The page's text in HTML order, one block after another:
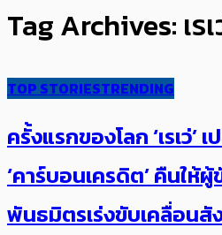
Tag Archives: เร
TOP STORIESTRENDING
ครั้งแรกของโลก ‘เรเว่’
‘คาร์บอนเครดิต’ คืนให้
พันธมิตรเร่งขับเคลื่อนสั